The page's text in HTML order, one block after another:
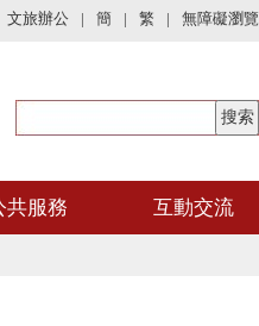
文旅辦公 | 簡 | 繁 | 無障礙瀏覽
共服務 互動交流